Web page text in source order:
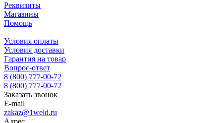
Реквизиты
Магазины
Помощь
Условия оплаты
Условия доставки
Гарантия на товар
Вопрос-ответ
8 (800) 777-00-72
8 (800) 777-00-72
Заказать звонок
E-mail
zakaz@1weld.ru
Адрес